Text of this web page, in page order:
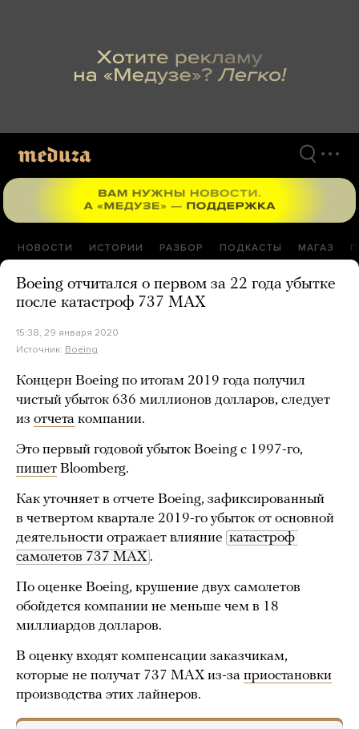
НОВОСТИ ИСТОРИИ РАЗБОР ПОДКАСТЫ МАГАЗ
Boeing отчитался о первом за 22 года убытке
после катастроф 737 MAX
15:38, 29 января 2020
Источник: Boeing
Концерн Boeing по итогам 2019 года получил
чистый убыток 636 миллионов долларов, следует
из отчета компании.
Это первый годовой убыток Boeing с 1997-го,
пишет Bloomberg.
Как уточняет в отчете Boeing, зафиксированный
в четвертом квартале 2019-го убыток от основной
деятельности отражает влияние катастроф
самолетов 737 MAX .
По оценке Boeing, крушение двух самолетов
обойдется компании не меньше чем в 18
миллиардов долларов.
В оценку входят компенсации заказчикам,
которые не получат 737 MAX из-за приостановки
производства этих лайнеров.